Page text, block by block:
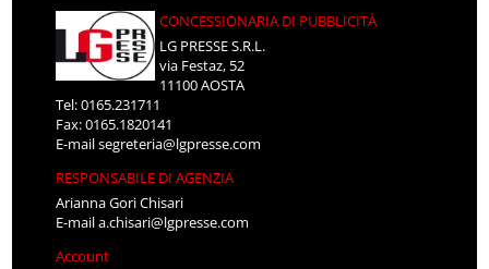
CONCESSIONARIA DI PUBBLICITÀ
LG PRESSE S.R.L.
via Festaz, 52
11100 AOSTA
Tel: 0165.231711
Fax: 0165.1820141
E-mailsegreteria@lgpresse.com
RESPONSABILE DI AGENZIA
Arianna Gori Chisari
E-maila.chisari@lgpresse.com
Account